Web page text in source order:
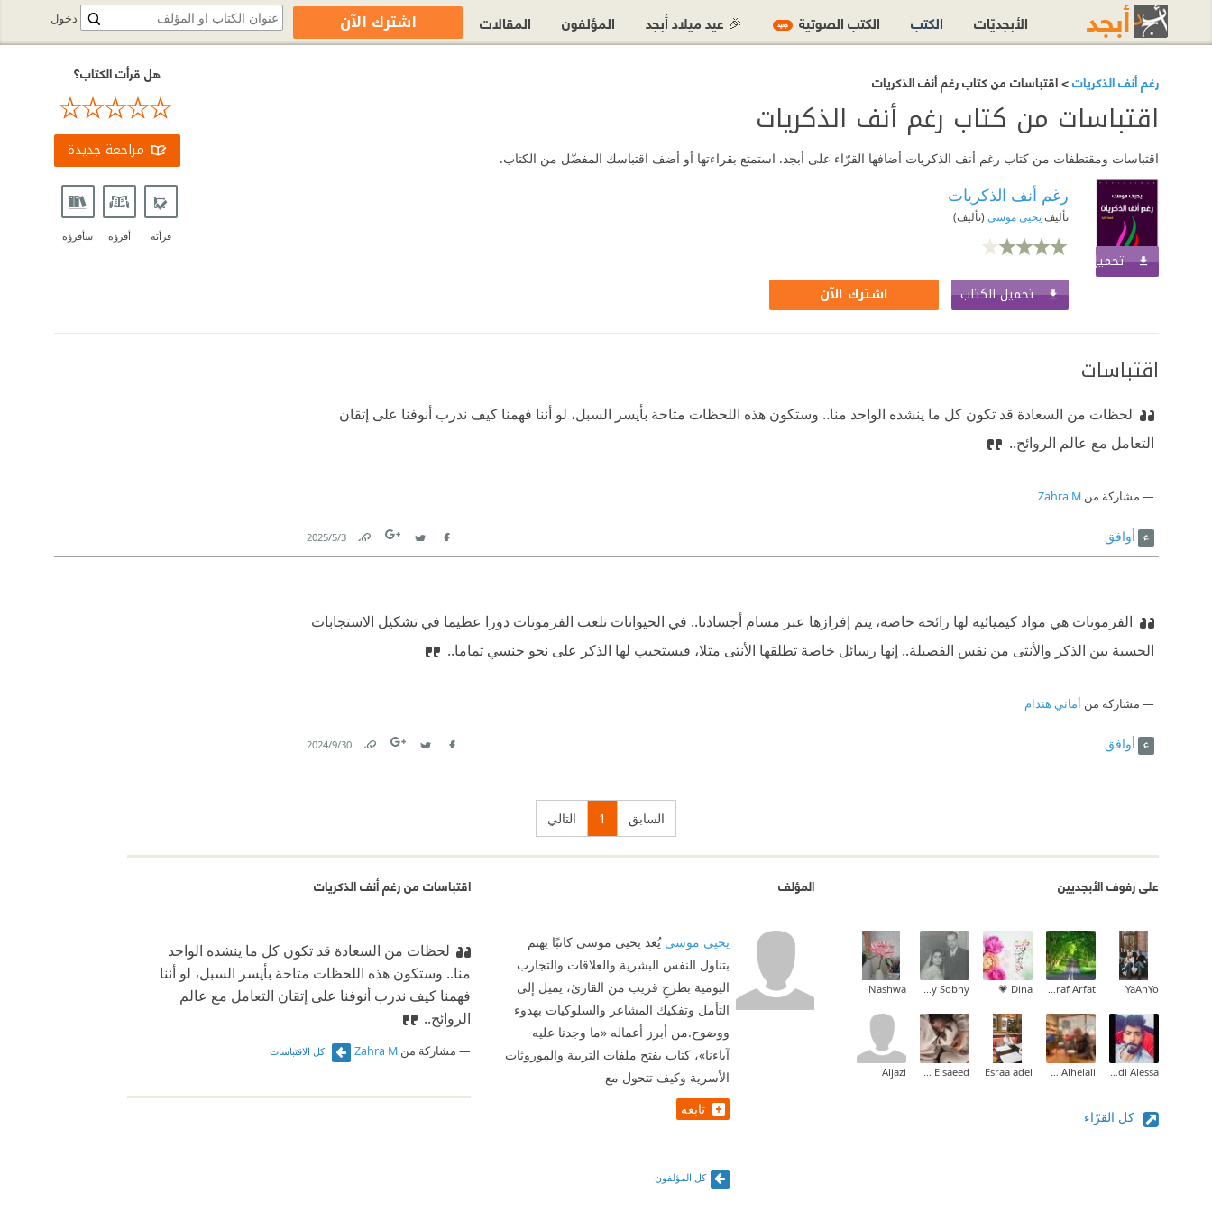
رغم أنف الذكريات> اقتباسات من كتاب رغم أنف الذكريات
اقتباسات من كتاب رغم أنف الذكريات
اقتباسات ومقتطفات من كتاب رغم أنف الذكريات أضافها القرّاء على أبجد. استمتع بقراءتها أو أضف اقتباسك المفضّل من الكتاب.
تحميل الكتاب اشترك الآن
رغم أنف الذكريات
تأليفيحيى موسى (تأليف)
تحميل الكتاب اشترك الآن
هل قرأت الكتاب؟
مراجعة جديدة
قرأته أقرؤه سأقرؤه
اقتباسات
لحظات من السعادة قد تكون كل ما ينشده الواحد منا.. وستكون هذه اللحظات متاحة بأيسر السبل، لو أننا فهمنا كيف ندرب أنوفنا على إتقان
التعامل مع عالم الروائح..
مشاركة منZahra M
Facebook
Twitter
Link
3‏/5‏/2025 أوافق
الفرمونات هي مواد كيميائية لها رائحة خاصة، يتم إفرازها عبر مسام أجسادنا.. في الحيوانات تلعب الفرمونات دورا عظيما في تشكيل الاستجابات
الحسية بين الذكر والأنثى من نفس الفصيلة.. إنها رسائل خاصة تطلقها الأنثى مثلا، فيستجيب لها الذكر على نحو جنسي تماما..
مشاركة من أماني هندام
30‏/9‏/2024 أوافق
السابق 1 التالي
على رفوف الأبجديين
YaAhYo
Ashraf Arfat
Dina 💗
Mina Hany Sobhy
Nashwa
Hadi Alessa
Sara Alhelali
Esraa adel
Asmaa Elsaeed
Aljazi
كل القرّاء
المؤلف
يحيى موسى يُعد يحيى موسى كاتبًا يهتم
بتناول النفس البشرية والعلاقات والتجارب
اليومية بطرحٍ قريب من القارئ، يميل إلى
التأمل وتفكيك المشاعر والسلوكيات بهدوء
ووضوح.من أبرز أعماله «ما وجدنا عليه
آباءنا»، كتاب يفتح ملفات التربية والموروثات
الأسرية وكيف تتحول مع
تابعه
كل المؤلفون
اقتباسات من رغم أنف الذكريات
لحظات من السعادة قد تكون كل ما ينشده الواحد
منا.. وستكون هذه اللحظات متاحة بأيسر السبل، لو أننا
فهمنا كيف ندرب أنوفنا على إتقان التعامل مع عالم
الروائح..
مشاركة من Zahra M كل الاقتباسات
دخول الأبجديّات الكتب الكتب الصوتية جديد 🎉 عيد ميلاد أبجد المؤلفون المقالات اشترك الآن